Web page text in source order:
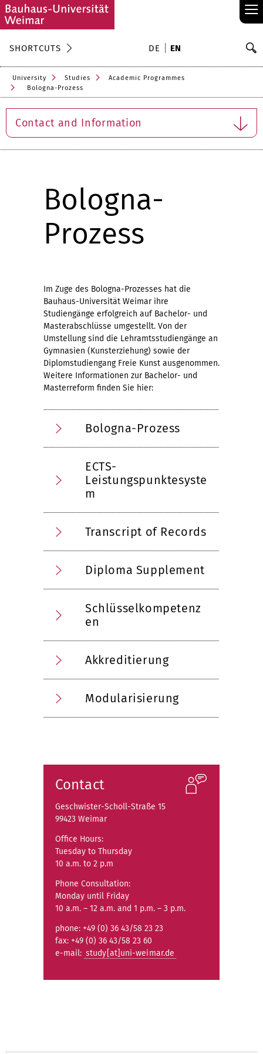
≡
SHORTCUTS DE EN
University Studies
Academic Programmes
Bologna-Prozess
Contact and Information
Bologna-
Prozess
Im Zuge des Bologna-Prozesses hat die
Bauhaus-Universität Weimar ihre
Studiengänge erfolgreich auf Bachelor- und
Masterabschlüsse umgestellt. Von der
Umstellung sind die Lehramtsstudiengänge an
Gymnasien (Kunsterziehung) sowie der
Diplomstudiengang Freie Kunst ausgenommen.
Weitere Informationen zur Bachelor- und
Masterreform finden Sie hier:
Bologna-Prozess
ECTS-
Leistungspunktesyste
m
Transcript of Records
Diploma Supplement
Schlüsselkompetenz
en
Akkreditierung
Modularisierung
Contact
Geschwister-Scholl-Straße 15
99423 Weimar
Office Hours:
Tuesday to Thursday
10 a.m. to 2 p.m
Phone Consultation:
Monday until Friday
10 a.m. – 12 a.m. and 1 p.m. – 3 p.m.
phone: +49 (0) 36 43/58 23 23
fax: +49 (0) 36 43/58 23 60
e-mail: study[at]uni-weimar.de